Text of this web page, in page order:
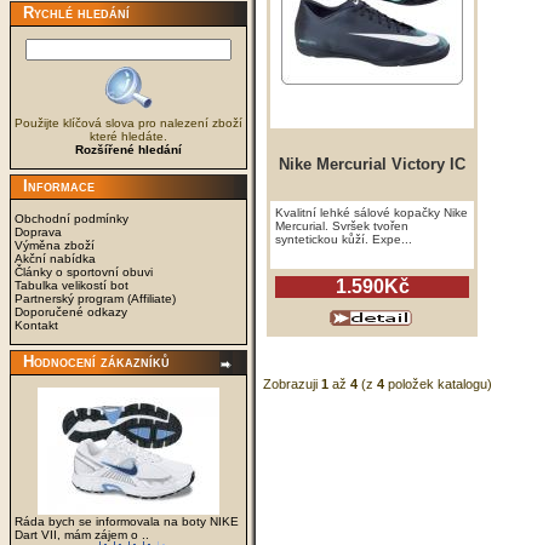
Rychlé hledání
Použijte klíčová slova pro nalezení zboží
které hledáte.
Rozšířené hledání
Informace
Obchodní podmínky
Doprava
Výměna zboží
Akční nabídka
Články o sportovní obuvi
Tabulka velikostí bot
Partnerský program (Affiliate)
Doporučené odkazy
Kontakt
Hodnocení zákazníků
Ráda bych se informovala na boty NIKE
Dart VII, mám zájem o ..
Nike Mercurial Victory IC
Kvalitní lehké sálové kopačky Nike
Mercurial. Svršek tvořen
syntetickou kůží. Expe...
1.590Kč
Zobrazuji 1 až 4 (z 4 položek katalogu)